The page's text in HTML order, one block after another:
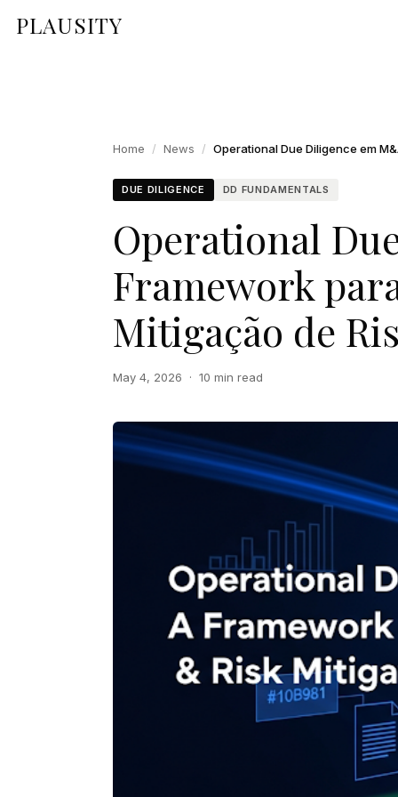
PLAUSITY
Home / News /
DUE DILIGENCE DD FUNDAMENTALS
Operational
Framework
Mitigação de
May 4, 2026 · 10 min read